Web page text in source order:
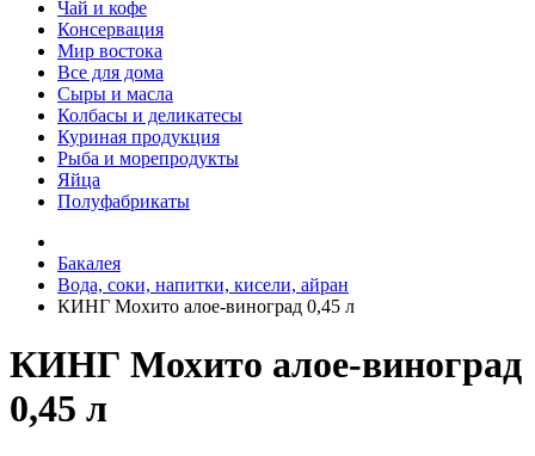
Чай и кофе
Консервация
Мир востока
Все для дома
Сыры и масла
Колбасы и деликатесы
Куриная продукция
Рыба и морепродукты
Яйца
Полуфабрикаты
Бакалея
Вода, соки, напитки, кисели, айран
КИНГ Мохито алое-виноград 0,45 л
КИНГ Мохито алое-виноград
0,45 л